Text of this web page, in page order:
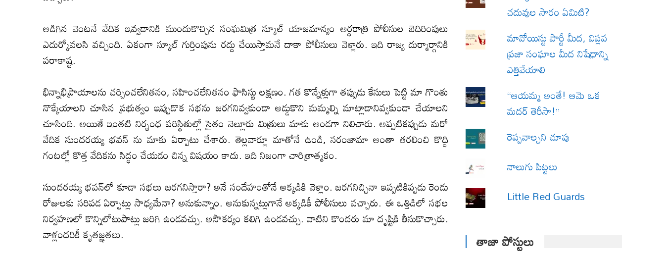
అడిగిన వెంటనే వేదిక ఇవ్వడానికి ముందుకొచ్చిన సంఘమిత్ర స్కూల్ యాజమాన్యం అర్ధరాత్రి పోలీసుల‌ బెదిరింపులు
ఎదుర్కోవ‌ల‌సి వ‌చ్చింది. ఏకంగా స్కూల్ గుర్తింపును రద్దు చేయిస్తామనే దాకా పోలీసులు వెళ్లారు. ఇది రాజ్య దుర్మార్గానికి
పరాకాష్ట.
భిన్నాభిప్రాయాలను చర్చించలేనితనం, సహించలేనితనం ఫాసిస్టు లక్షణం. గత కొన్నేళ్లుగా తప్పుడు కేసులు పెట్టి మా గొంతు
నొక్కేయాలని చూసిన ప్రభుత్వం ఇప్పుడొక సభను జరగనివ్వకుండా అడ్డుకొని మమ్మల్ని మాట్లాడానివ్వకుండా చేయాలని
చూసింది. అయితే ఇంతటి నిర్బంధ పరిస్థితుల్లో సైతం నెల్లూరు మిత్రులు మాకు అండగా నిలిచారు. అప్పటికప్పుడు మరో
వేదిక సుందరయ్య భవన్ ను మాకు ఏర్పాటు చేశారు. తెల్లవార్లూ మాతోనే ఉండి, సరంజామా అంతా తరలించి కొద్ది
గంటల్లో కొత్త వేదికను సిద్ధం చేయడం చిన్న విషయం కాదు. ఇది నిజంగా చారిత్రాత్మకం.
సుంద‌ర‌య్య భ‌వ‌న్‌లో కూడా స‌భ‌లు జ‌ర‌గ‌నిస్తారా? అనే సందేహంతోనే అక్క‌డికి వెళ్లాం. జ‌ర‌గ‌నిచ్చినా ఇప్ప‌టికిప్ప‌డు రెండు
రోజుల‌కు స‌రిప‌డ ఏర్పాట్లు సాధ్య‌మేనా? అనుకున్నాం. అనుకున్న‌ట్లుగానే అక్క‌డికీ పోలీసులు వ‌చ్చారు. ఈ ఒత్తిడిలో స‌భ‌ల
నిర్వ‌హ‌ణ‌లో కొన్నిలోటుపాట్లు జ‌రిగి ఉండ‌వ‌చ్చు. అసౌక‌ర్యం క‌లిగి ఉండ‌వ‌చ్చు. వాటిని కొంద‌రు మా దృష్టికి తీసుకొచ్చారు.
వాళ్లంద‌రికీ కృత‌జ్ఞ‌త‌లు.
చదువుల సారం ఏమిటి?
మావోయిస్టు పార్టీ మీద, విప్లవ
ప్రజా సంఘాల మీద నిషేధాన్ని
ఎత్తివేయాలి
“ఆయమ్మ అంతే! ఆమె ఒక
మదర్ తెరీసా!”
రెప్పవాల్చని చూపు
నాలుగు పిట్టలు
Little Red Guards
తాజా పోస్టులు